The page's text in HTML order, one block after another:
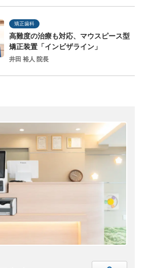
矯正歯科
高難度の治療も対応、マウスピース型
矯正装置「インビザライン」
井田 裕人 院長